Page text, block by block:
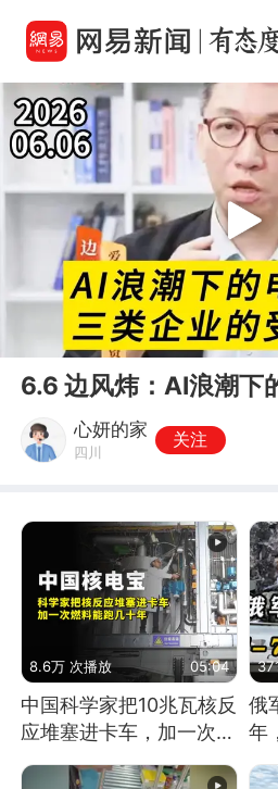
6.6 边风炜：AI浪潮下
心妍的家
四川
关注
8.6万 次播放 05:04
中国科学家把10兆瓦核反
应堆塞进卡车，加一次燃
料能跑几十年
俄
年